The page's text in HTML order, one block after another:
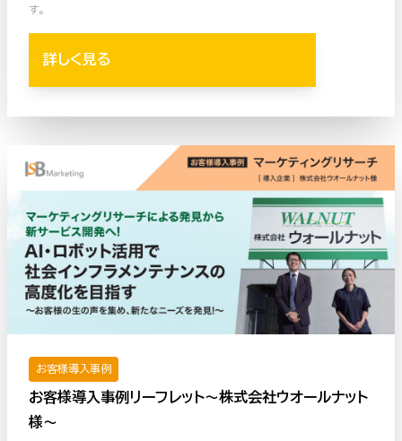
す。
詳しく見る
お客様導入事例
お客様導入事例リーフレット〜株式会社ウオールナット
様〜